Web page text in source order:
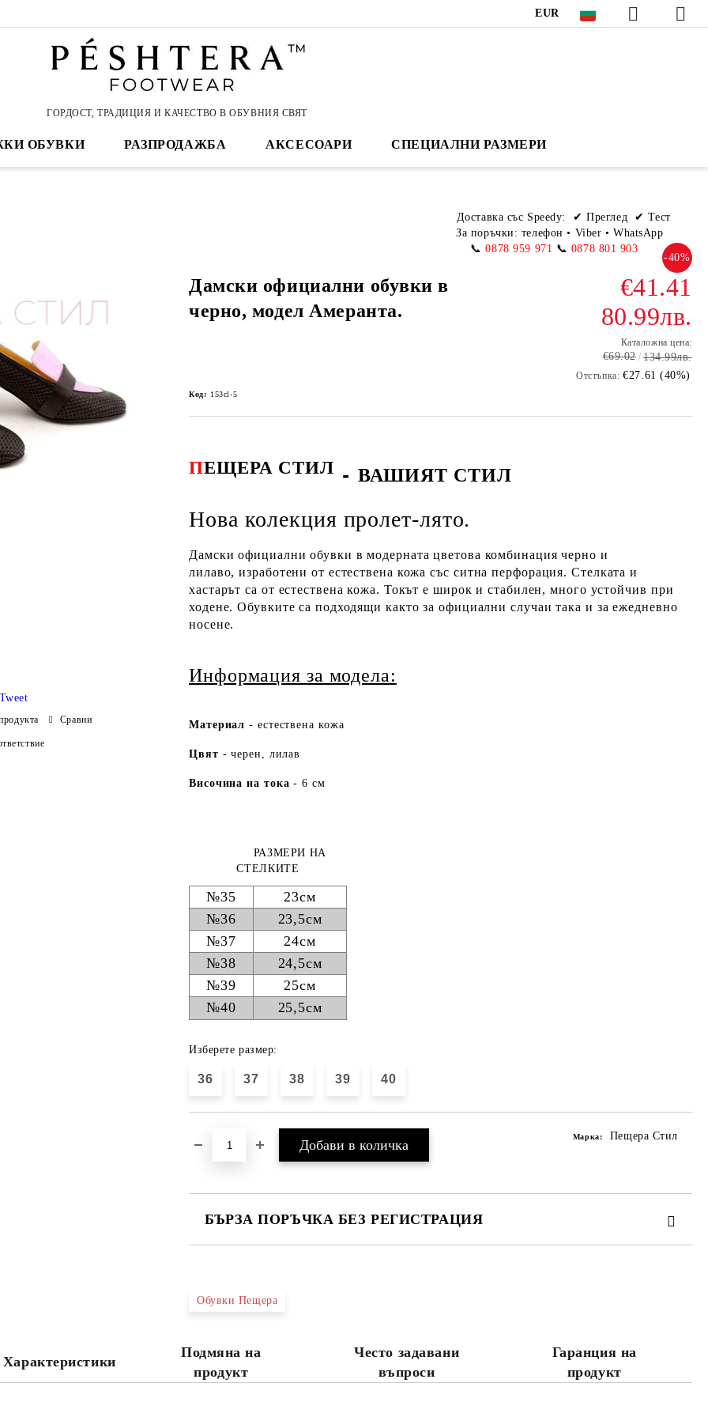
EUR
ГОРДОСТ, ТРАДИЦИЯ И КАЧЕСТВО В ОБУВНИЯ СВЯТ
ОБУВКИ РАЗПРОДАЖБА АКСЕСОАРИ СПЕЦИАЛНИ РАЗМЕРИ
Доставка със Speedy:
✔ Преглед ✔ Тест
За поръчки: телефон• Viber • WhatsApp
📞 0878 959 971 📞 0878 801 903
Дамски официални обувки в
черно, модел Амеранта.
-40%
€41.41
80.99лв.
Каталожна цена:
€69.02 134.99лв.
Отстъпка: €27.61 (40%)
Код: 153cl-5
ПЕЩЕРА СТИЛ - ВАШИЯТ СТИЛ
Нова колекция пролет-лято.
Дамски официални обувки в модерната цветова комбинация черно и
лилаво, изработени от естествена кожасъс ситна перфорация. Стелката и
хастарът са от естествена кожа. Токът е широк и стабилен, много устойчив при
ходене. Обувките са подходящи както за официални случаи така и за ежедневно
носене.
Информация за модела:
Материал- естествена кожа
Цвят - черен, лилав
Височина на тока - 6 см
РАЗМЕРИ НА
СТЕЛКИТЕ
№35
23см
№36
23,5см
№37
24см
№38
24,5см
№39
25см
№40
25,5см
Изберете размер:
36 37 38 39 40
Марка: Пещера Стил
БЪРЗА ПОРЪЧКА БЕЗ РЕГИСТРАЦИЯ
Обувки Пещера
Tweet
Сравни
Характеристики
Подмяна на
продукт
Често задавани
въпроси
Гаранция на
продукт